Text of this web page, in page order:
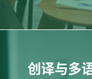
创译与多